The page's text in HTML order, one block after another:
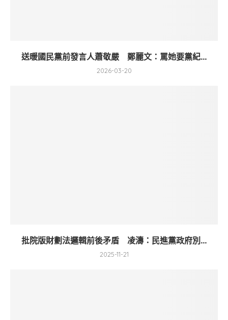
送暖國民黨前發言人蕭敬嚴 鄭麗文：罵她要黨紀...
2026-03-20
批院版財劃法邏輯前後矛盾 凌濤：民進黨政府別...
2025-11-21